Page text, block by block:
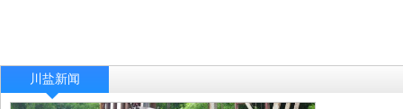
川盐新闻